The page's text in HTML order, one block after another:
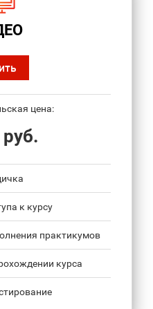
цена:
к курсу
практикумов
курса